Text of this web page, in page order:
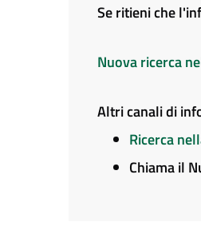
Se ritieni che
Nuova ricerca
Altri canali di
Ricerca
Chiama il